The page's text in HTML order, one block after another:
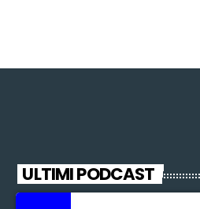
ULTIMI PODCAST